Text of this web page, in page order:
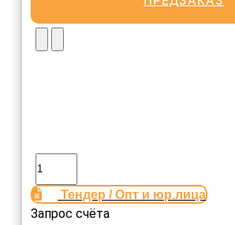
Тендер / Опт и юр.лица
Запрос счёта